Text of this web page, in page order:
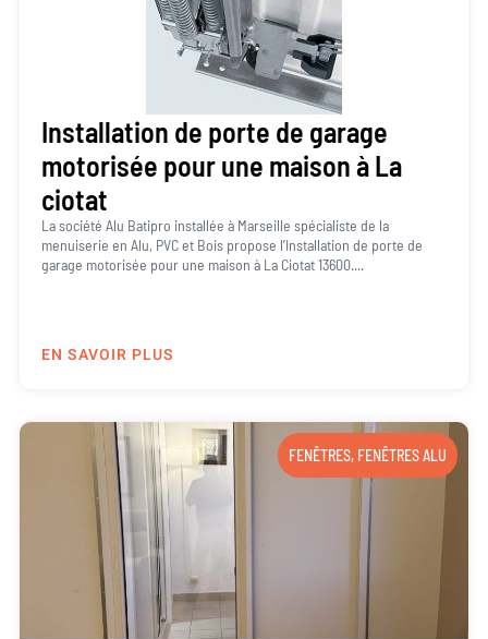
Installation de porte de garage
motorisée pour une maison à La
ciotat
La société Alu Batipro installée à Marseille spécialiste de la
menuiserie en Alu, PVC et Bois propose l’Installation de porte de
garage motorisée pour une maison à La Ciotat 13600....
EN SAVOIR PLUS
FENÊTRES, FENÊTRES ALU